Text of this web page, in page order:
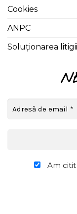
Cookies
ANPC
Soluționarea
Am citit